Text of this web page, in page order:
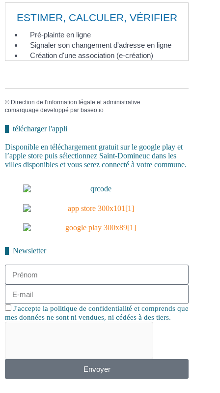
ESTIMER, CALCULER, VÉRIFIER
Pré-plainte en ligne
Signaler son changement d'adresse en ligne
Création d'une association (e-création)
© Direction de l'information légale et administrative
comarquage developpé par baseo.io
télécharger l'appli
Disponible en téléchargement gratuit sur le google play et
l’apple store puis sélectionnez Saint-Domineuc dans les
villes disponibles et vous serez connecté à votre commune.
Newsletter
J'accepte la politique de confidentialité et comprends que
mes données ne sont ni vendues, ni cédées à des tiers.
Envoyer